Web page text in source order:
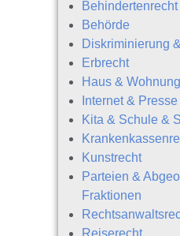
Behindertenrecht
Behörde
Diskriminierung
Erbrecht
Haus &
Internet & Presse
Kita & Schule &
Kunstrecht
Parteien &
Fraktionen